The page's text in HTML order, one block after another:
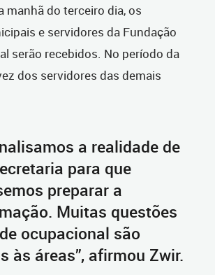
manhã do terceiro dia, os
e servidores da Fundação
serão recebidos. No período da
dos servidores das demais
a realidade de
para que
preparar a
Muitas questões
ocupacional são
às áreas”, afirmou Zwir.